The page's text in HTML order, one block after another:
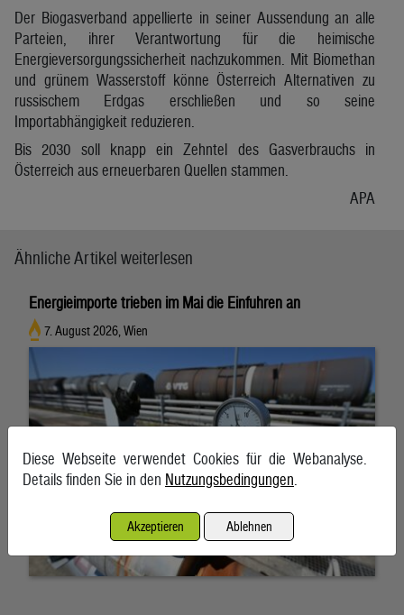
Der Biogasverband appellierte in seiner Aussendung an alle
Parteien, ihrer Verantwortung für die heimische
Energieversorgungssicherheit nachzukommen. Mit Biomethan
und grünem Wasserstoff könne Österreich Alternativen zu
russischem Erdgas erschließen und so seine
Importabhängigkeit reduzieren.
Bis 2030 soll knapp ein Zehntel des Gasverbrauchs in
Österreich aus erneuerbaren Quellen stammen.
APA
Ähnliche Artikel weiterlesen
Energieimporte trieben im Mai die Einfuhren an
7. August 2026, Wien
Diese Webseite verwendet Cookies für die Webanalyse.
Details finden Sie in den Nutzungsbedingungen
Akzeptieren Ablehnen